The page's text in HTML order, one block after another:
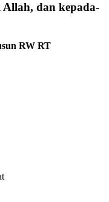
Allah, dan kepada-
RW RT